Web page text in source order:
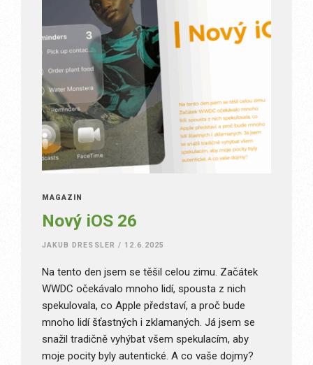
MAGAZÍN
Nový iOS 26
JAKUB DRESSLER / 12.6.2025
Na tento den jsem se těšil celou zimu. Začátek
WWDC očekávalo mnoho lidí, spousta z nich
spekulovala, co Apple představí, a proč bude
mnoho lidí šťastných i zklamaných. Já jsem se
snažil tradičně vyhýbat všem spekulacím, aby
moje pocity byly autentické. A co vaše dojmy?